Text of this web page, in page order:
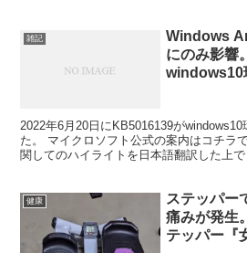
雑記
Windows
にのみ影響
windows10
2022年6月20日にKB5016139が
た。 マイクロソフト公式の案内はコチラ
関してのハイライトを日本語翻訳した上で
健康
ステッパー
痛みが発生
テッパー『